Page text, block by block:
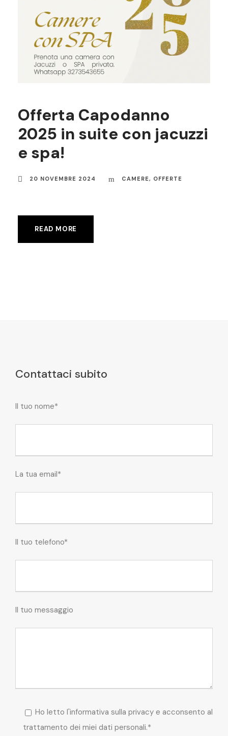
Offerta Capodanno
2025 in suite con jacuzzi
e spa!
20 NOVEMBRE 2024 CAMERE, OFFERTE
READ MORE
Contattaci subito
Il tuo nome*
La tua email*
Il tuo telefono*
Il tuo messaggio
Ho letto l'informativa sulla privacy e acconsento al
trattamento dei miei dati personali.*